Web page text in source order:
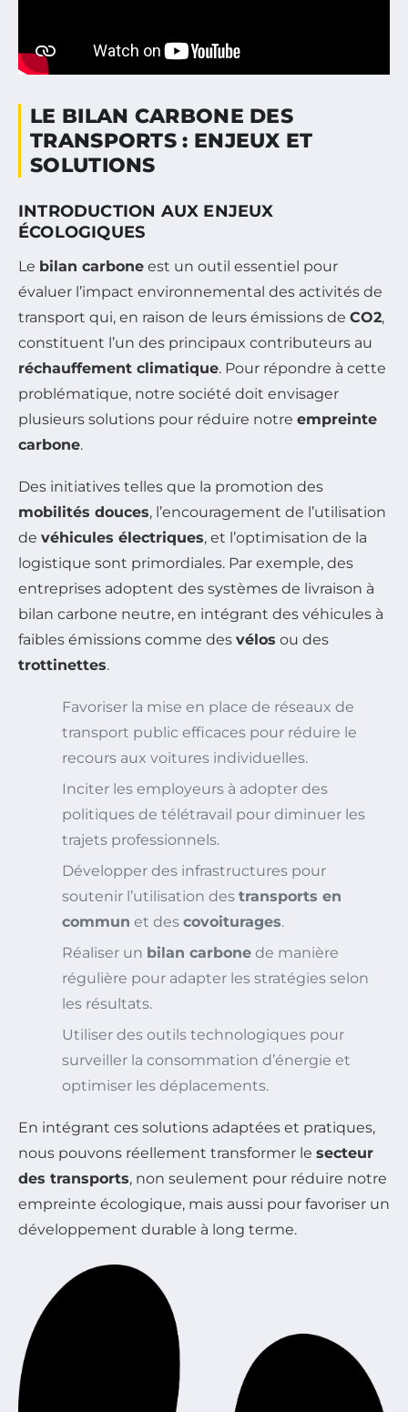
LE BILAN CARBONE DES
TRANSPORTS : ENJEUX ET
SOLUTIONS
INTRODUCTION AUX ENJEUX
ÉCOLOGIQUES
Le bilan carbone est un outil essentiel pour
évaluer l’impact environnemental des activités de
transport qui, en raison de leurs émissions de CO2,
constituent l’un des principaux contributeurs au
réchauffement climatique. Pour répondre à cette
problématique, notre société doit envisager
plusieurs solutions pour réduire notre empreinte
carbone.
Des initiatives telles que la promotion des
mobilités douces, l’encouragement de l’utilisation
de véhicules électriques, et l’optimisation de la
logistique sont primordiales. Par exemple, des
entreprises adoptent des systèmes de livraison à
bilan carbone neutre, en intégrant des véhicules à
faibles émissions comme des vélos ou des
trottinettes.
Favoriser la mise en place de réseaux de
transport public efficaces pour réduire le
recours aux voitures individuelles.
Inciter les employeurs à adopter des
politiques de télétravail pour diminuer les
trajets professionnels.
Développer des infrastructures pour
soutenir l’utilisation des transports en
commun et des covoiturages.
Réaliser un bilan carbone de manière
régulière pour adapter les stratégies selon
les résultats.
Utiliser des outils technologiques pour
surveiller la consommation d’énergie et
optimiser les déplacements.
En intégrant ces solutions adaptées et pratiques,
nous pouvons réellement transformer le secteur
des transports, non seulement pour réduire notre
empreinte écologique, mais aussi pour favoriser un
développement durable à long terme.